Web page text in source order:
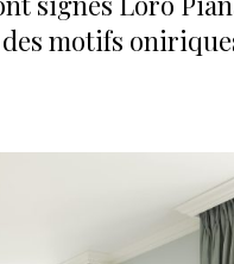
motifs